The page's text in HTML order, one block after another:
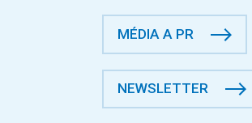
MÉDIA A PR
NEWSLETTER